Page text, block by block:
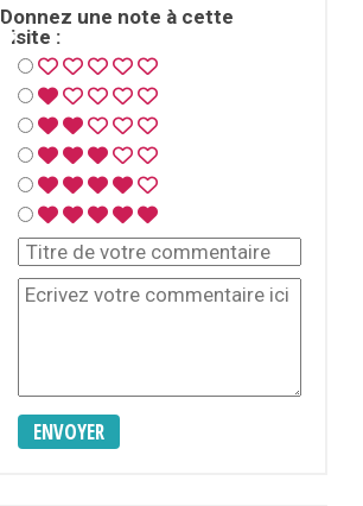
Donnez une note à cette
visite :
ENVOYER